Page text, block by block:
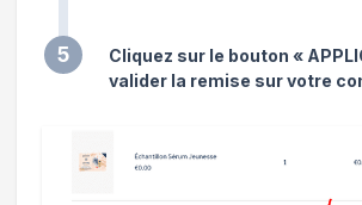
5
Cliquez sur le bouton «
valider la remise sur votre